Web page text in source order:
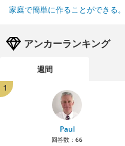
家庭で簡単に作ることができる
アンカーランキング
週間
1
Paul
回答数： 66